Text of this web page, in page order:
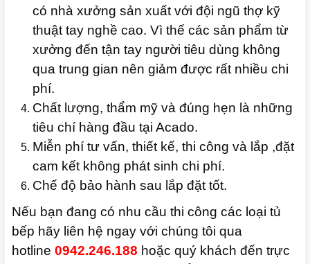
có nhà xưởng sản xuất với đội ngũ thợ kỹ
thuật tay nghề cao. Vì thế các sản phẩm từ
xưởng đến tận tay người tiêu dùng không
qua trung gian nên giảm được rất nhiều chi
phí.
Chất lượng, thẩm mỹ và đúng hẹn là những
tiêu chí hàng đầu tại Acado.
Miễn phí tư vấn, thiết kế, thi công và lắp ,đặt
cam kết không phát sinh chi phí.
Chế độ bảo hành sau lắp đặt tốt.
Nếu bạn đang có nhu cầu thi công các loại tủ
bếp hãy liên hệ ngay với chúng tôi qua
hotline 0942.246.188 hoặc quý khách đến trực